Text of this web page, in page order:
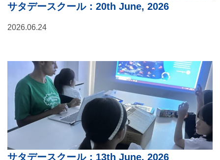
サタデースクール：20th June, 2026
2026.06.24
サタデースクール：13th June, 2026